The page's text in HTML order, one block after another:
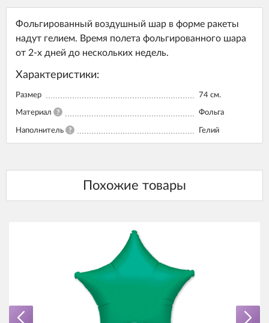
Фольгированный воздушный шар в форме ракеты
надут гелием. Время полета фольгированного шара
от 2-х дней до нескольких недель.
Характеристики:
Размер 74 см.
Материал ? Фольга
Наполнитель ? Гелий